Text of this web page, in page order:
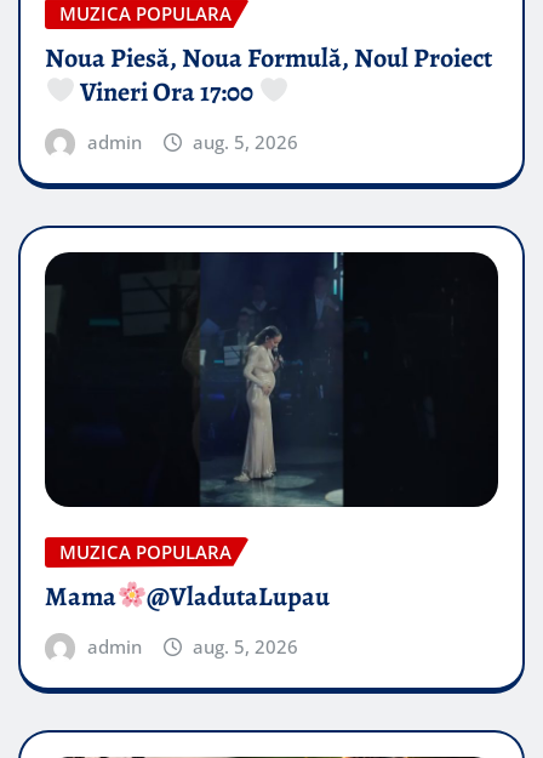
MUZICA POPULARA
Noua Piesă, Noua Formulă, Noul Proiect
Vineri Ora 17:00
admin aug. 5, 2026
MUZICA POPULARA
Mama @VladutaLupau
admin aug. 5, 2026